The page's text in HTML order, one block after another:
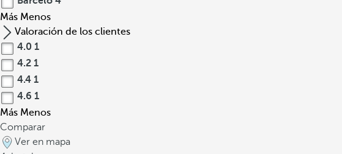
Más Menos
Valoración de los clientes
4.0 1
4.2 1
4.4 1
4.6 1
Más Menos
Comparar
Ver en mapa